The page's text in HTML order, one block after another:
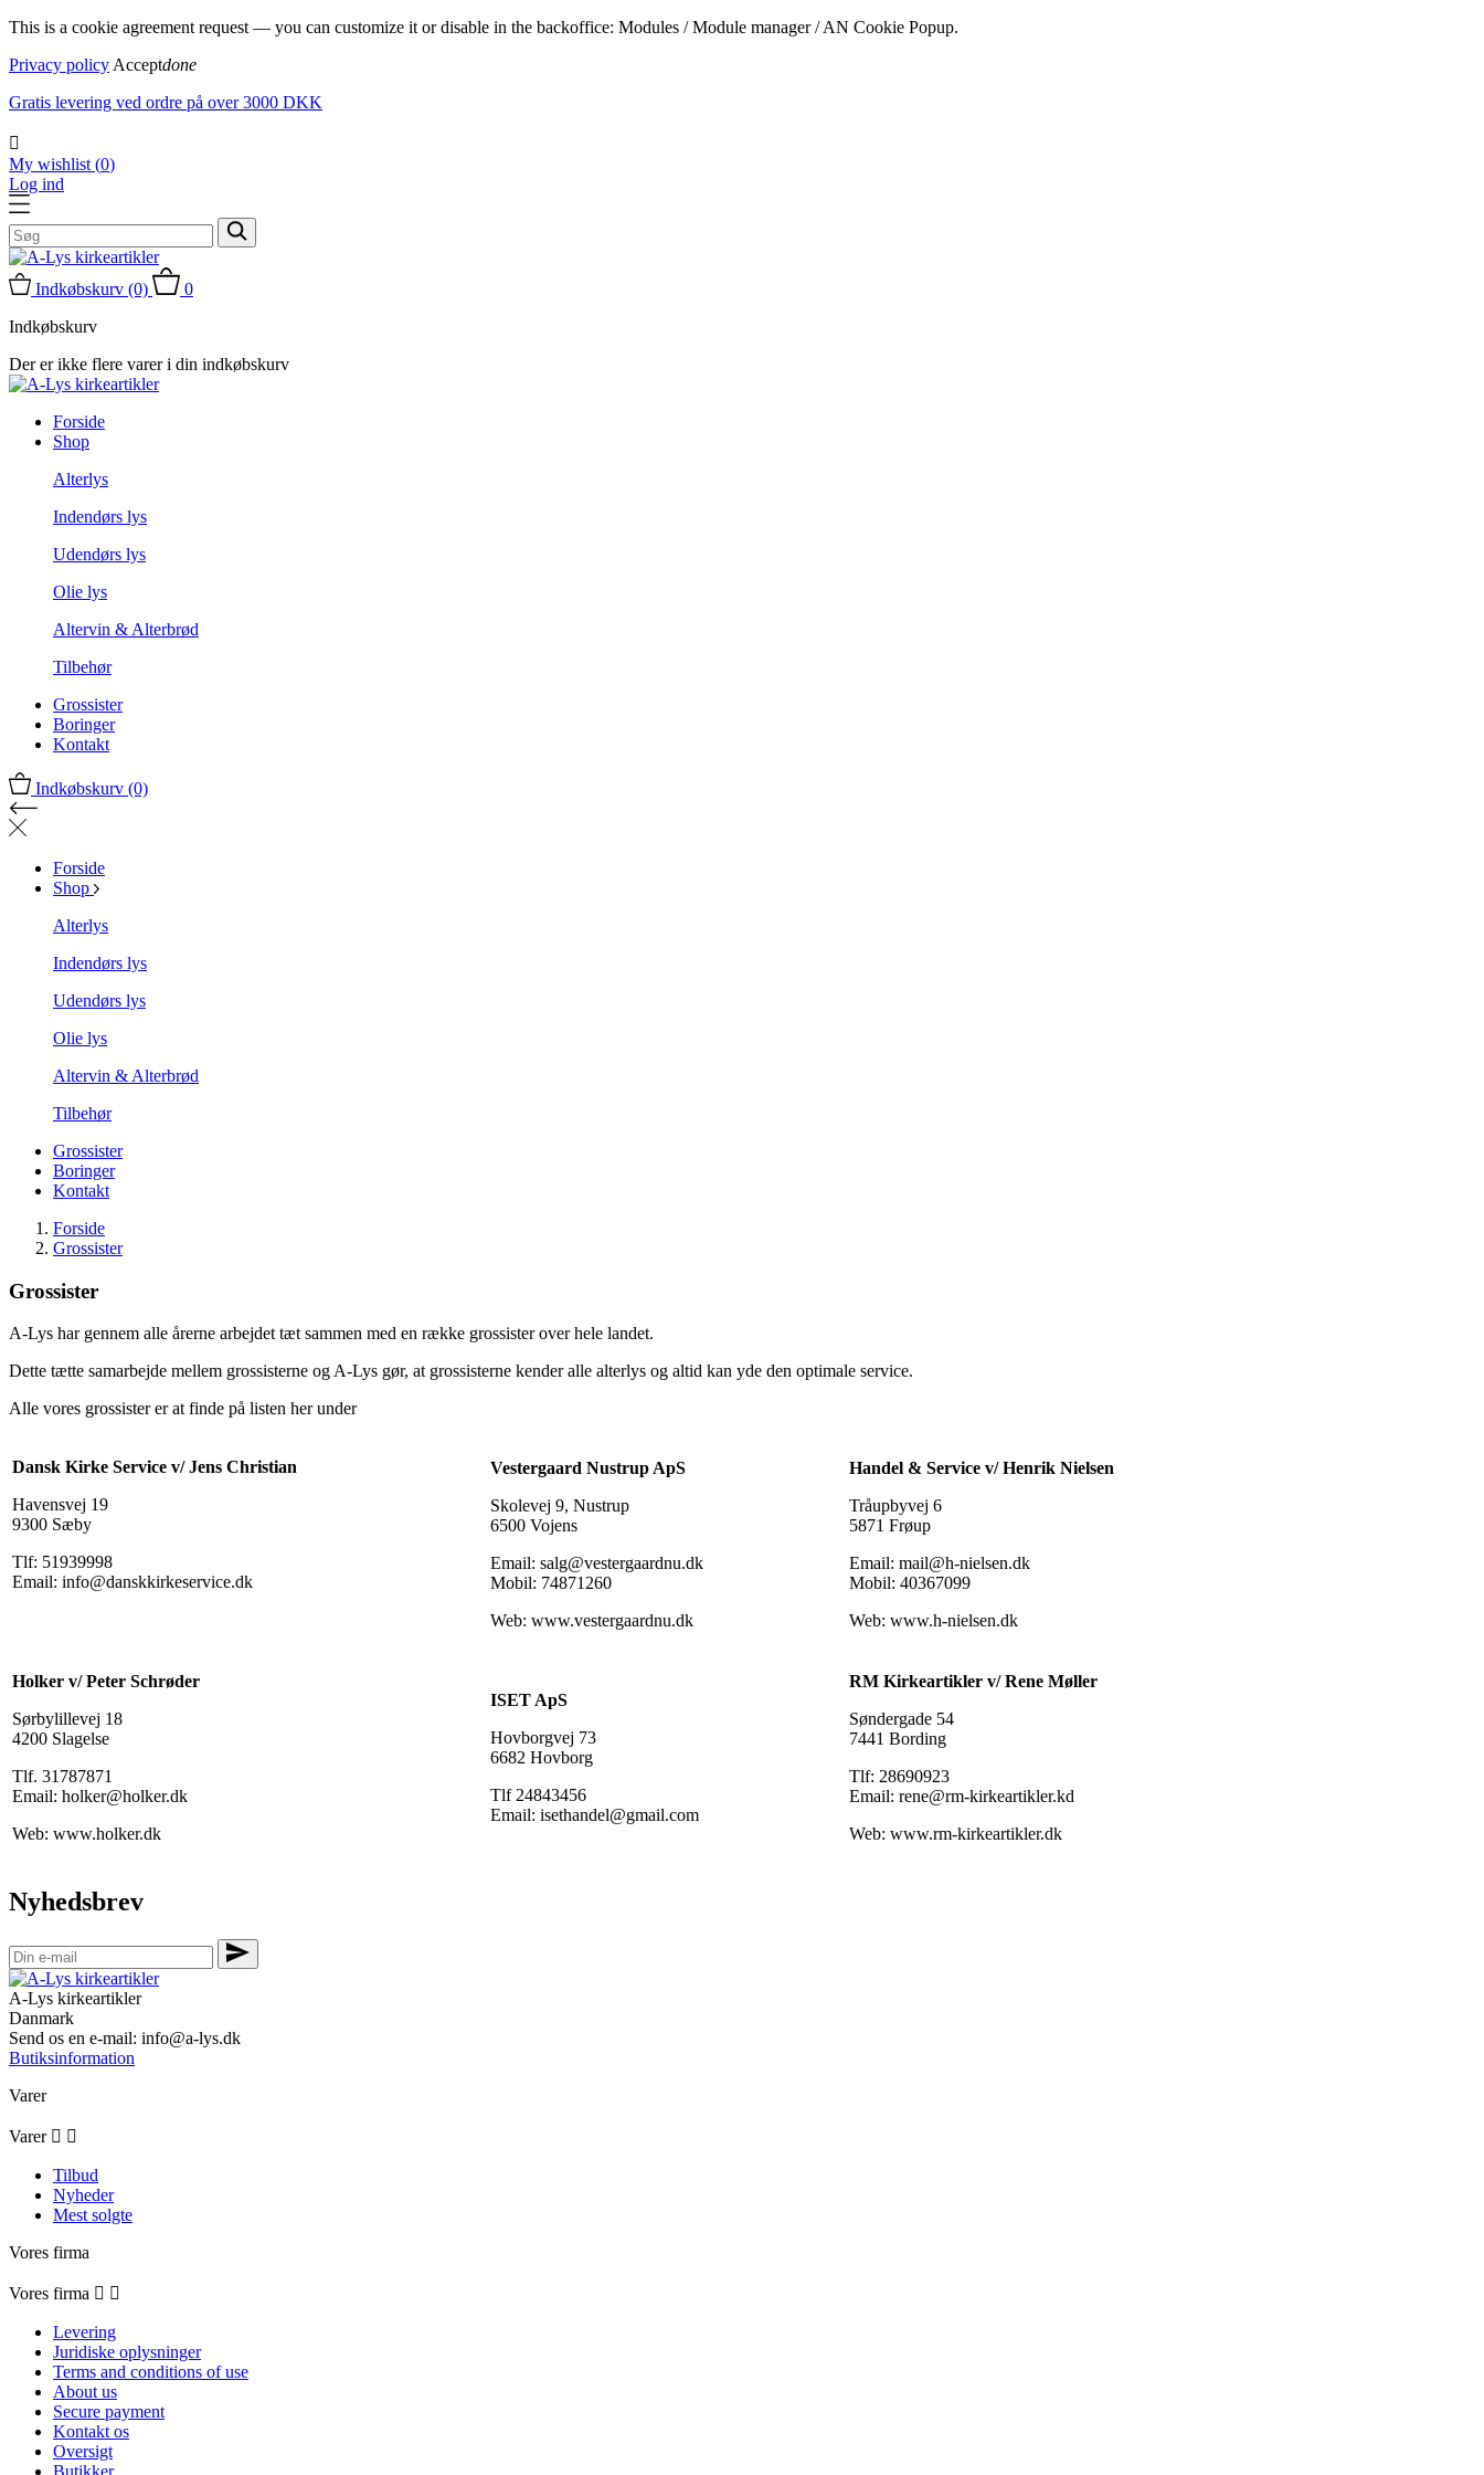
This is a cookie agreement request — you can customize it or disable in the backoffice: Modules / Module manager / AN Cookie Popup.
Privacy policy Acceptdone
Gratis levering ved ordre på over 3000 DKK

My wishlist (0)
Log ind
Indkøbskurv (0)
0
Indkøbskurv
Der er ikke flere varer i din indkøbskurv
Forside
Shop
Alterlys
Indendørs lys
Udendørs lys
Olie lys
Altervin & Alterbrød
Tilbehør
Grossister
Boringer
Kontakt
Indkøbskurv (0)
Forside
Shop
Alterlys
Indendørs lys
Udendørs lys
Olie lys
Altervin & Alterbrød
Tilbehør
Grossister
Boringer
Kontakt
Forside
Grossister
Grossister
A-Lys har gennem alle årerne arbejdet tæt sammen med en række grossister over hele landet.
Dette tætte samarbejde mellem grossisterne og A-Lys gør, at grossisterne kender alle alterlys og altid kan yde den optimale service.
Alle vores grossister er at finde på listen her under
Dansk Kirke Service v/ Jens Christian
Havensvej 19
9300 Sæby
Tlf: 51939998
Email: info@danskkirkeservice.dk
Vestergaard Nustrup ApS
Skolevej 9, Nustrup
6500 Vojens
Email: salg@vestergaardnu.dk
Mobil: 74871260
Web: www.vestergaardnu.dk
Handel & Service v/ Henrik Nielsen
Tråupbyvej 6
5871 Frøup
Email: mail@h-nielsen.dk
Mobil: 40367099
Web: www.h-nielsen.dk
Holker v/ Peter Schrøder
Sørbylillevej 18
4200 Slagelse
Tlf. 31787871
Email: holker@holker.dk
Web: www.holker.dk
ISET ApS
Hovborgvej 73
6682 Hovborg
Tlf 24843456
Email: isethandel@gmail.com
RM Kirkeartikler v/ Rene Møller
Søndergade 54
7441 Bording
Tlf: 28690923
Email: rene@rm-kirkeartikler.kd
Web: www.rm-kirkeartikler.dk
Nyhedsbrev
A-Lys kirkeartikler
Danmark
Send os en e-mail: info@a-lys.dk
Butiksinformation
Varer
Varer  
Tilbud
Nyheder
Mest solgte
Vores firma
Vores firma  
Levering
Juridiske oplysninger
Terms and conditions of use
About us
Secure payment
Kontakt os
Oversigt